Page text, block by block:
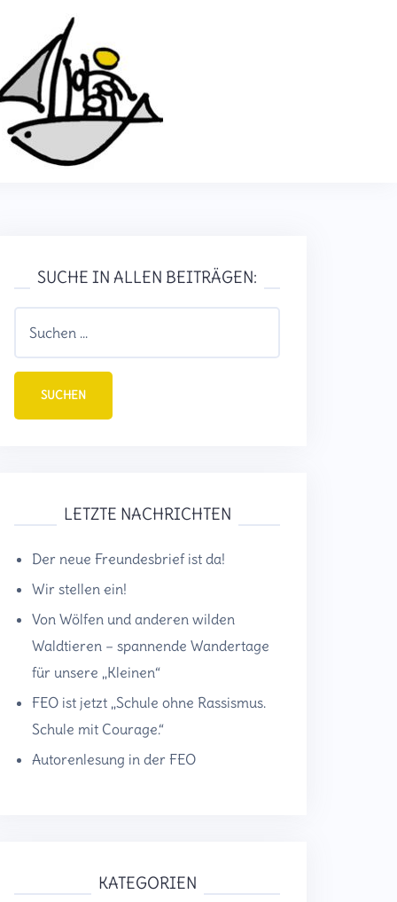
SUCHE IN ALLEN BEITRÄGEN:
LETZTE NACHRICHTEN
Der neue Freundesbrief ist da!
Wir stellen ein!
Von Wölfen und anderen wilden
Waldtieren – spannende Wandertage
für unsere „Kleinen“
FEO ist jetzt „Schule ohne Rassismus.
Schule mit Courage.“
Autorenlesung in der FEO
KATEGORIEN